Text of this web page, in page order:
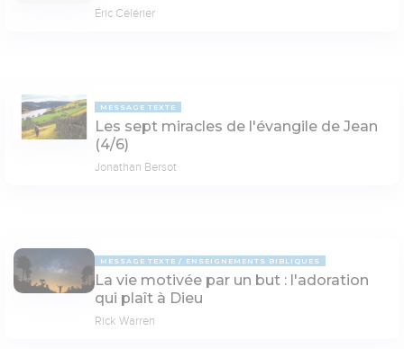
Éric Célérier
MESSAGE TEXTE
Les sept miracles de l'évangile de Jean
(4/6)
Jonathan Bersot
MESSAGE TEXTE ENSEIGNEMENTS BIBLIQUES
La vie motivée par un but : l'adoration
qui plaît à Dieu
Rick Warren